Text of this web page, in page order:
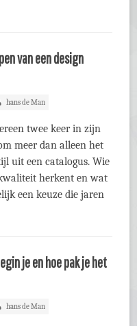
van een design
hans de Man
twee keer in zijn
meer dan alleen het
uit een catalogus. Wie
herkent en wat
een keuze die jaren
je en hoe pak je het
hans de Man